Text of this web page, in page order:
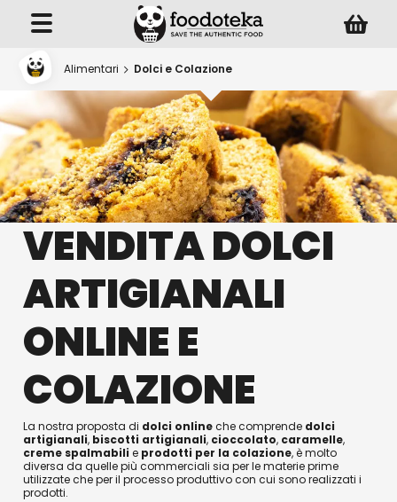
Alimentari Dolci e Colazione
VENDITA DOLCI
ARTIGIANALI
ONLINE E
COLAZIONE
La nostra proposta di dolci onlineche comprende dolci
artigianali, biscotti artigianali, cioccolato, caramelle,
creme spalmabilie prodotti per la colazione, è molto
diversa da quelle più commerciali sia per le materie prime
utilizzate che per il processo produttivo con cui sono realizzati i
prodotti.